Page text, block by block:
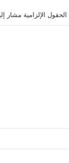
الحقول الإلزامية مشار